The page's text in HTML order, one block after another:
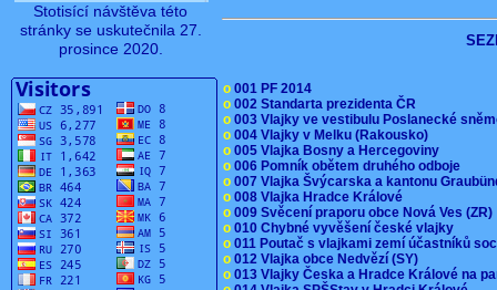
Stotisící návštěva této
stránky se uskutečnila 27.
prosince 2020.
o 001 PF 2014
o 002 Standarta prezidenta ČR
o 003 Vlajky ve vestibulu Poslanecké
o 004 Vlajky v Melku (Rakousko)
o 005 Vlajka Bosny a Hercegoviny
o 006 Pomník obětem druhého odboje
o 007 Vlajka Švýcarska a kantonu
o 008 Vlajka Hradce Králové
o 009 Svěcení praporu obce Nová Ves
o 010 Chybné vyvěšení české vlajky
o 011 Poutač s vlajkami zemí účastníků
o 012 Vlajka obce Nedvězí (SY)
o 013 Vlajky Česka a Hradce Králové na